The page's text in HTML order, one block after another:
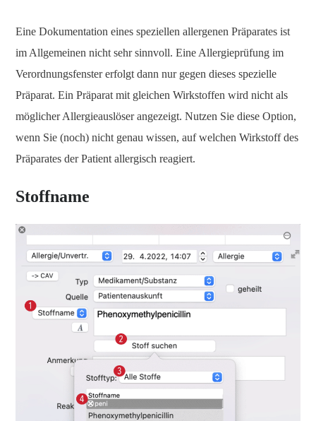
Eine Dokumentation eines speziellen allergenen Präparates ist
im Allgemeinen nicht sehr sinnvoll. Eine Allergieprüfung im
Verordnungsfenster erfolgt dann nur gegen dieses spezielle
Präparat. Ein Präparat mit gleichen Wirkstoffen wird nicht als
möglicher Allergieauslöser angezeigt. Nutzen Sie diese Option,
wenn Sie (noch) nicht genau wissen, auf welchen Wirkstoff des
Präparates der Patient allergisch reagiert.
Stoffname